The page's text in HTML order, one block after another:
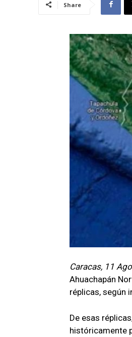
Share
Caracas, 11
Ahuachapán
réplicas, según
De esas
históricamente